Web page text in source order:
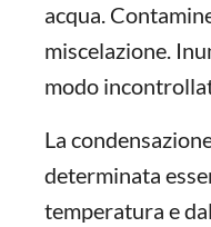
acqua.
miscelazione.
modo
La
determinata
temperatura e